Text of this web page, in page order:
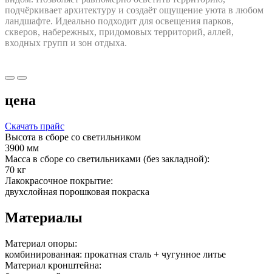
подчёркивает архитектуру и создаёт ощущение уюта в любом
ландшафте. Идеально подходит для освещения парков,
скверов, набережных, придомовых территорий, аллей,
входных групп и зон отдыха.
цена
Скачать прайс
Высота в сборе со светильником
3900 мм
Масса в сборе со светильниками (без закладной):
70 кг
Лакокрасочное покрытие:
двухслойная порошковая покраска
Материалы
Материал опоры:
комбинированная: прокатная сталь + чугунное литье
Материал кронштейна: